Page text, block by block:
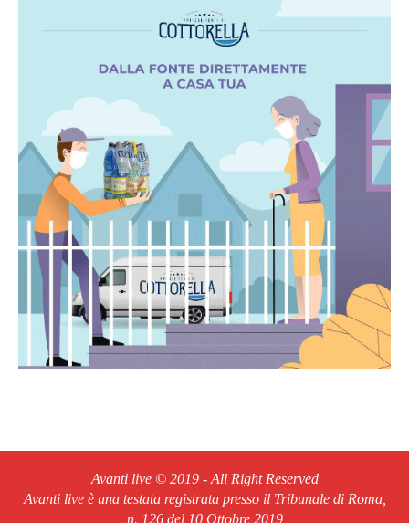
Avanti live © 2019 - All Right Reserved
Avanti live è una testata registrata presso il Tribunale di Roma,
n. 126 del 10 Ottobre 2019